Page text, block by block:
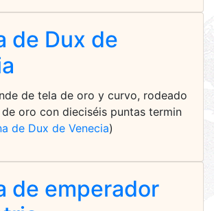
de Dux de
de tela de oro y curvo, rodeado
oro con dieciséis puntas termin
de Dux de Venecia)
de emperador